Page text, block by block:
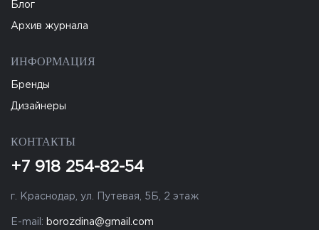
Блог
Архив журнала
ИНФОРМАЦИЯ
Бренды
Дизайнеры
КОНТАКТЫ
+7 918 254-82-54
г. Краснодар, ул. Путевая, 5Б, 2 этаж
E-mail: borozdina@gmail.com